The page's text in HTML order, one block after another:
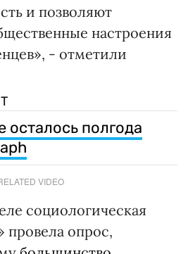
и позволяют
настроения
- отметили
осталось полгода
VIDEO
социологическая
провела опрос,